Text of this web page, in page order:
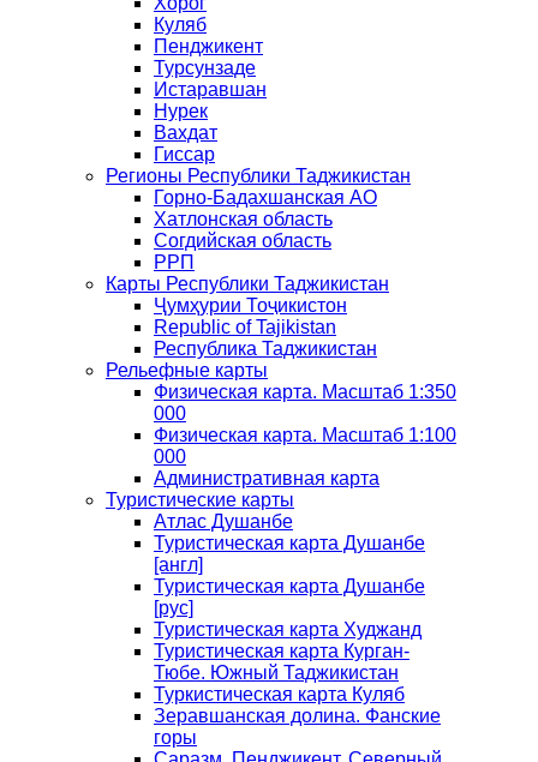
Куляб
Пенджикент
Турсунзаде
Истаравшан
Нурек
Вахдат
Гиссар
Регионы Республики Таджикистан
Горно-Бадахшанская АО
Хатлонская область
Согдийская область
РРП
Карты Республики Таджикистан
Ҷумҳурии Тоҷикистон
Republic of Tajikistan
Республика Таджикистан
Рельефные карты
Физическая карта. Масштаб 1:350
000
Физическая карта. Масштаб 1:100
000
Административная карта
Туристические карты
Атлас Душанбе
Туристическая карта Душанбе
[англ]
Туристическая карта Душанбе
[рус]
Туристическая карта Худжанд
Туристическая карта Курган-
Тюбе. Южный Таджикистан
Туркистическая карта Куляб
Зеравшанская долина. Фанские
горы